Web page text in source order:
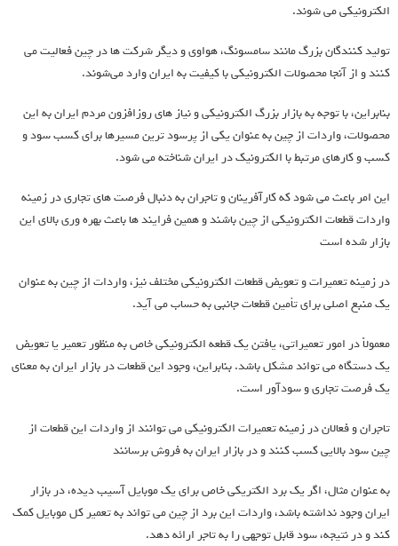
الکترونیکی می ‌شوند.
تولید کنندگان بزرگ مانند سامسونگ، هواوی و دیگر شرکت‌ ها در چین فعالیت می
کنند و از آنجا محصولات الکترونیکی با کیفیت به ایران وارد می‌شوند.
بنابراین، با توجه به بازار بزرگ الکترونیکی و نیاز های روزافزون مردم ایران به این
محصولات، واردات از چین به عنوان یکی از پرسود ترین مسیرها برای کسب سود و
کسب و کارهای مرتبط با الکترونیک در ایران شناخته می ‌شود.
این امر باعث می ‌شود که کارآفرینان و تاجران به دنبال فرصت ‌های تجاری در زمینه
واردات قطعات الکترونیکی از چین باشند و همین فرایند ها باعث بهره وری بالای این
بازار شده است
در زمینه تعمیرات و تعویض قطعات الکترونیکی مختلف نیز، واردات از چین به عنوان
یک منبع اصلی برای تأمین قطعات جانبی به حساب می ‌آید.
معمولاً در امور تعمیراتی، یافتن یک قطعه الکترونیکی خاص به منظور تعمیر یا تعویض
یک دستگاه می ‌تواند مشکل باشد. بنابراین، وجود این قطعات در بازار ایران به معنای
یک فرصت تجاری و سودآور است.
تاجران و فعالان در زمینه تعمیرات الکترونیکی می‌ توانند از واردات این قطعات از
چین سود بالایی کسب کنند و در بازار ایران به فروش برسانند
به عنوان مثال، اگر یک برد الکتریکی خاص برای یک موبایل آسیب دیده، در بازار
ایران وجود نداشته باشد، واردات این برد از چین می ‌تواند به تعمیر کل موبایل کمک
کند و در نتیجه، سود قابل توجهی را به تاجر ارائه دهد.